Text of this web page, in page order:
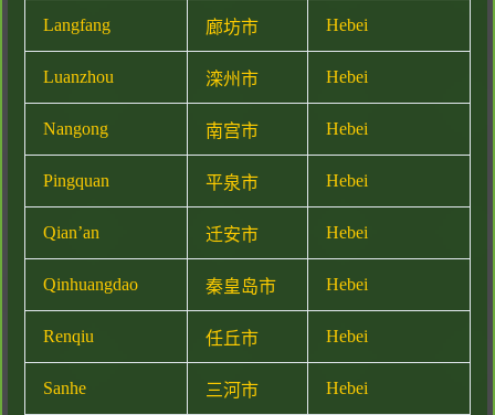
Langfang 廊坊市 Hebei
Luanzhou 滦州市 Hebei
Nangong 南宫市 Hebei
Pingquan 平泉市 Hebei
Qian’an 迁安市 Hebei
Qinhuangdao 秦皇岛市 Hebei
Renqiu 任丘市 Hebei
Sanhe 三河市 Hebei